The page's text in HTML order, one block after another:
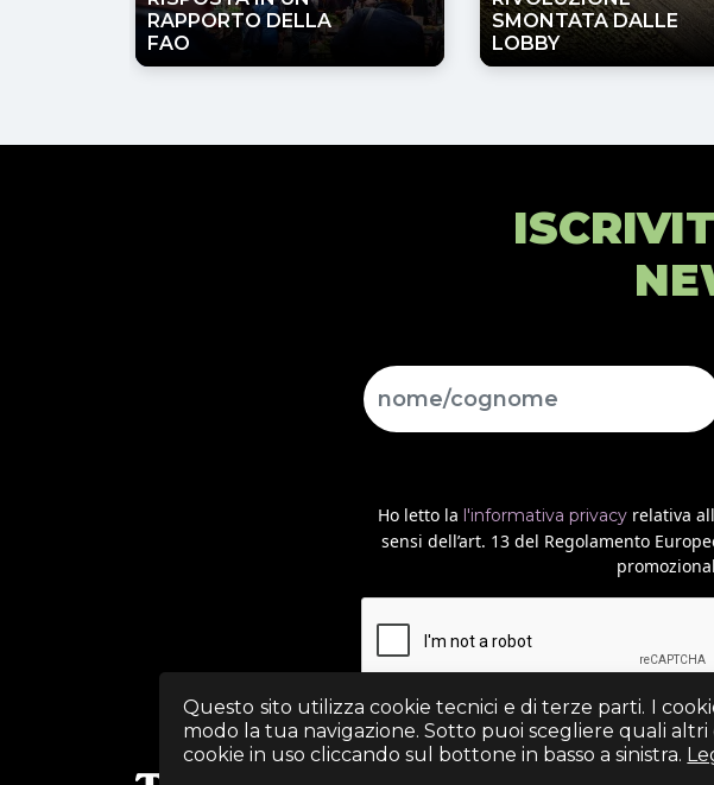
RAPPORTO DELLA
FAO
SMONTATA DALLE
LOBBY
Ho letto la l'informativa privacy relativa
sensi dell’art. 13 del Regolamento
Questo sito utilizza cookie tecnici e di terze parti. I
modo la tua navigazione. Sotto puoi scegliere quali
cookie in uso cliccando sul bottone in basso a sinistra.